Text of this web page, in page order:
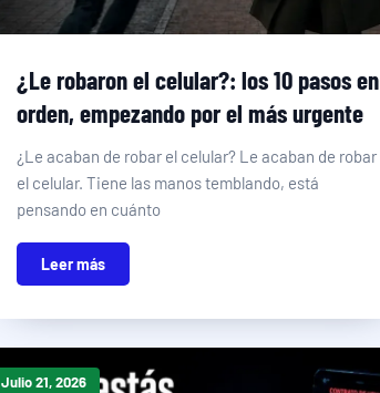
¿Le robaron el celular?: los 10 pasos en
orden, empezando por el más urgente
¿Le acaban de robar el celular? Le acaban de robar
el celular. Tiene las manos temblando, está
pensando en cuánto
Leer más
Julio 21, 2026